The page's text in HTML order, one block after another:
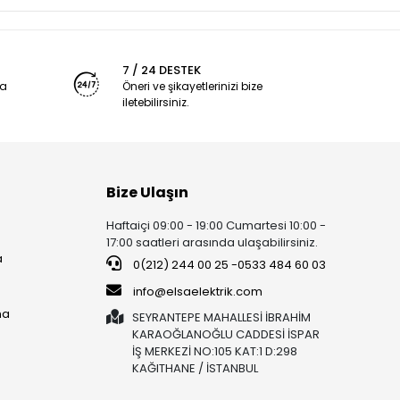
7 / 24 DESTEK
Öneri ve şikayetlerinizi bize
iletebilirsiniz.
Bize Ulaşın
Haftaiçi 09:00 - 19:00 Cumartesi 10:00 -
17:00 saatleri arasında ulaşabilirsiniz.
0(212) 244 00 25 -0533 484 60 03
info@elsaelektrik.com
SEYRANTEPE MAHALLESİ İBRAHİM
KARAOĞLANOĞLU CADDESİ İSPAR
İŞ MERKEZİ NO:105 KAT:1 D:298
KAĞITHANE / İSTANBUL